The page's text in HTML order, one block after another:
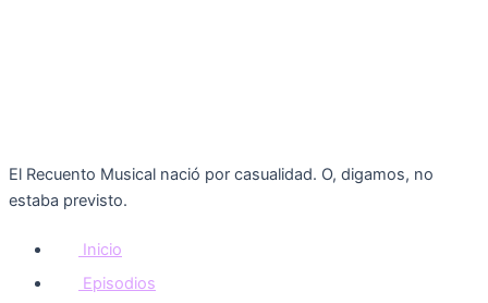
El Recuento Musical nació por casualidad. O, digamos, no
estaba previsto.
Inicio
Episodios